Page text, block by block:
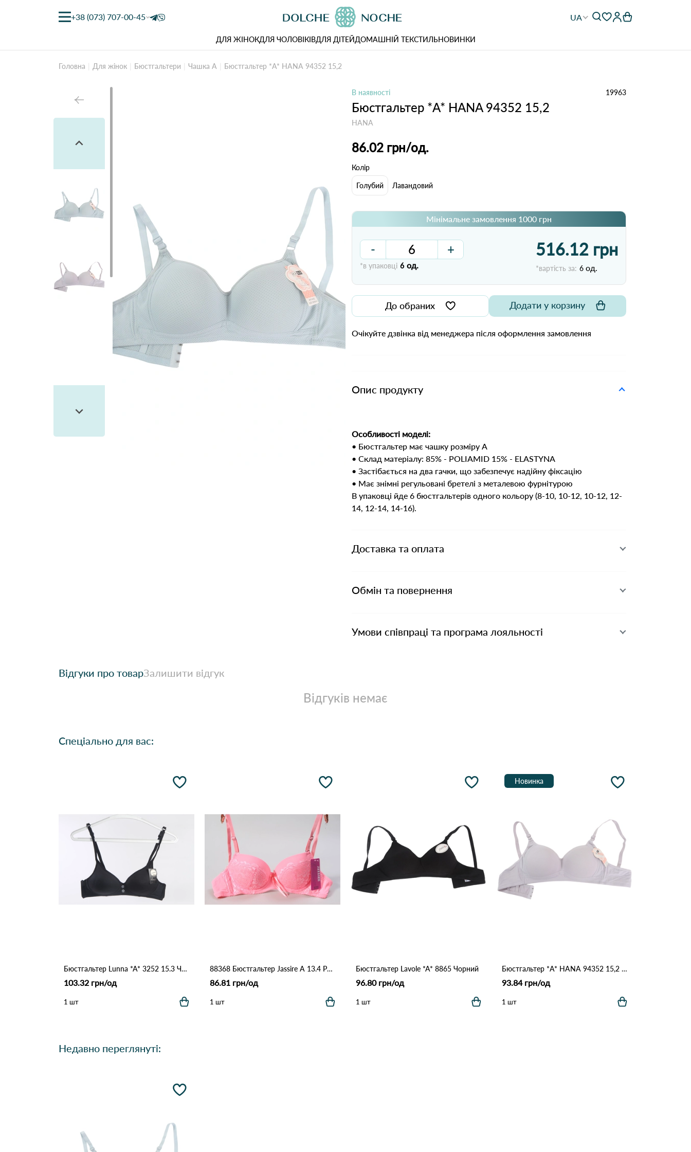
+38 (073) 707-00-45 UA
ДЛЯ ЖІНОКДЛЯ ЧОЛОВІКІВДЛЯ ДІТЕЙДОМАШНІЙ ТЕКСТИЛЬНОВИНКИ
Головна Для жінок Бюстгальтери Чашка А Бюстгальтер *A* HANA 94352 15,2
В наявності 19963
Бюстгальтер *A* HANA 94352 15,2
HANA
86.02 грн/од.
Колір
Голубий Лавандовий
Мінімальне замовлення 1000 грн
- +
*в упаковці 6 од.
516.12 грн
*вартість за: 6 од.
До обраних Додати у корзину
Очікуйте дзвінка від менеджера після оформлення замовлення
Опис продукту
Особливості моделі:
• Бюстгальтер має чашку розміру А
• Склад матеріалу: 85% - POLIAMID 15% - ELASTYNA
• Застібається на два гачки, що забезпечує надійну фіксацію
• Має знімні регульовані бретелі з металевою фурнітурою
В упаковці йде 6 бюстгальтерів одного кольору (8-10, 10-12, 10-12, 12-
14, 12-14, 14-16).
Доставка та оплата
Обмін та повернення
Умови співпраці та програма лояльності
Відгуки про товарЗалишити відгук
Відгуків немає
Спеціально для вас:
Бюстгальтер Lunna *A* 3252 15.3 Чорний
103.32 грн/од
1 шт
88368 Бюстгальтер Jassire A 13.4 Рожевий
86.81 грн/од
1 шт
Бюстгальтер Lavole *A* 8865 Чорний
96.80 грн/од
1 шт
Новинка
Бюстгальтер *A* HANA 94352 15,2 Лавандовий
93.84 грн/од
1 шт
Недавно переглянуті: